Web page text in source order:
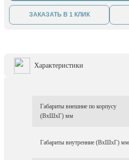
ЗАКАЗАТЬ В 1 КЛИК
Характеристики
Габариты внешние по корпусу
(ВхШхГ) мм
Габариты внутренние (ВхШхГ) мм